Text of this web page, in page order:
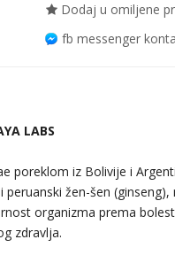
Dodaj u omiljene
fb messenger
LABS
poreklom iz Bolivije i
žen-šen (ginseng),
organizma prema
zdravlja.